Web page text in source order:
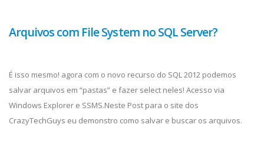
Arquivos com File System no SQL Server?
É isso mesmo! agora com o novo recurso do SQL 2012 podemos
salvar arquivos em “pastas” e fazer select neles! Acesso via
Windows Explorer e SSMS.Neste Post para o site dos
CrazyTechGuys eu demonstro como salvar e buscar os arquivos.